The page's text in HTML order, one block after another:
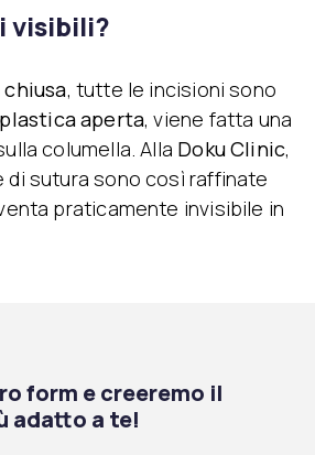
visibili?
, tutte le incisioni sono
aperta, viene fatta una
columella. Alla Doku Clinic,
sutura sono così raffinate
praticamente invisibile in
form e creeremo il
adatto a te!